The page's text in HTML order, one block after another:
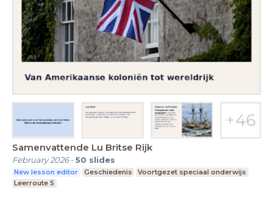
Samenvattende Lu Britse Rijk
February 2026-50 slides
New lesson editor Geschiedenis
Voortgezet speciaal onderwijs
Leerroute 5